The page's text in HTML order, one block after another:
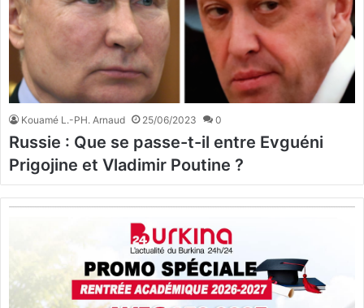
Kouamé L.-PH. Arnaud 25/06/2023 0
Russie : Que se passe-t-il entre Evguéni
Prigojine et Vladimir Poutine ?